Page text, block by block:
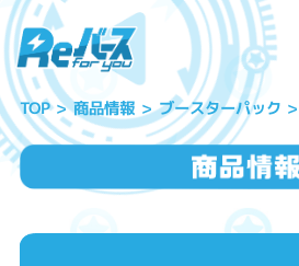
TOP 商品情報 ブースターパック